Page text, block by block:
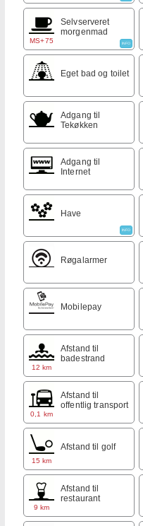
MS+75
Selvserveret
morgenmad
INFO
Eget bad og toilet
Adgang til
Tekøkken
Adgang til
Internet
Have
INFO
Røgalarmer
Mobilepay
12 km
Afstand til
badestrand
0,1 km
Afstand til
offentlig transport
15 km
Afstand til golf
9 km
Afstand til
restaurant